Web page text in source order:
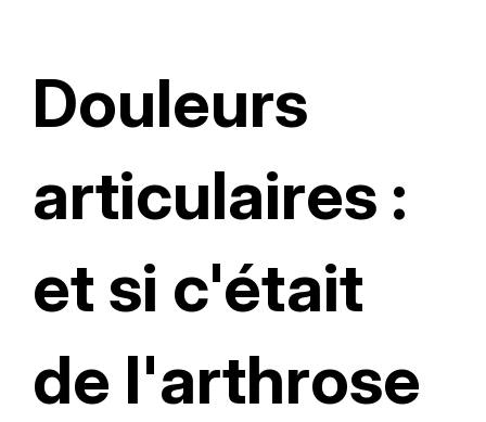
Douleurs
articulaires :
et si c'était
de l'arthrose